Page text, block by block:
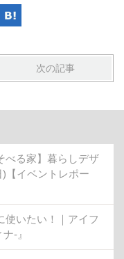
次の記事
べる家】暮らしデザ
【イベントレポー
使いたい！｜アイフ
-』